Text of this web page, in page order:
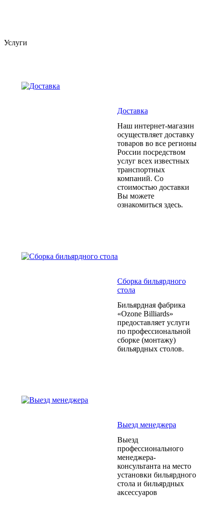
Услуги
Доставка
Наш интернет-магазин
осуществляет доставку
товаров во все регионы
России посредством
услуг всех известных
транспортных
компаний. Со
стоимостью доставки
Вы можете
ознакомиться здесь.
Сборка бильярдного
стола
Бильярдная фабрика
«Ozone Billiards»
предоставляет услуги
по профессиональной
сборке (монтажу)
бильярдных столов.
Выезд менеджера
Выезд
профессионального
менеджера-
консультанта на место
установки бильярдного
стола и бильярдных
аксессуаров